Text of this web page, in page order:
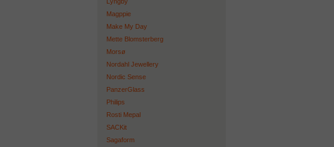
Magppie
Make My Day
Mette Blomsterberg
Morsø
Nordahl Jewellery
Nordic Sense
PanzerGlass
Philips
Rosti Mepal
SACKit
Sagaform